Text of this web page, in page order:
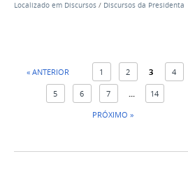
Localizado em Discursos / Discursos da Presidenta
« ANTERIOR 1 2 3 4
5 6 7 ...
14
PRÓXIMO »